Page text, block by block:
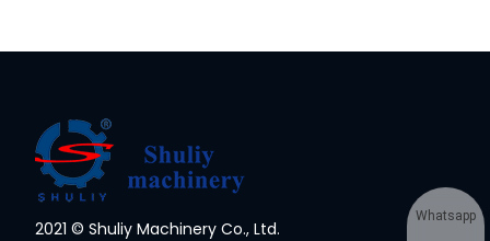
2021 © Shuliy Machinery Co., Ltd.
Whatsapp